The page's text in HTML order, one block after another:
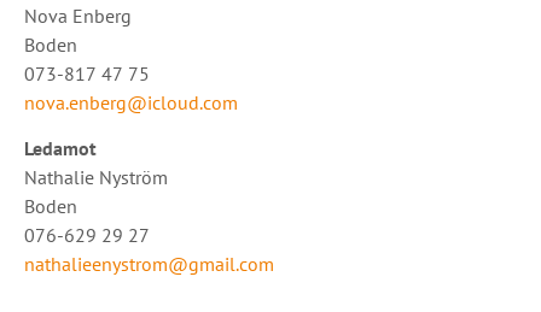
Nova Enberg
Boden
073-817 47 75
nova.enberg@icloud.com
Ledamot
Nathalie Nyström
Boden
076-629 29 27
nathalieenystrom@gmail.com